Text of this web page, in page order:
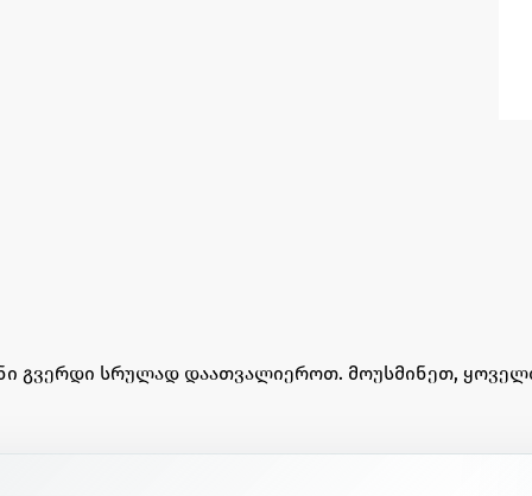
გვერდი სრულად დაათვალიეროთ. მოუსმინეთ,